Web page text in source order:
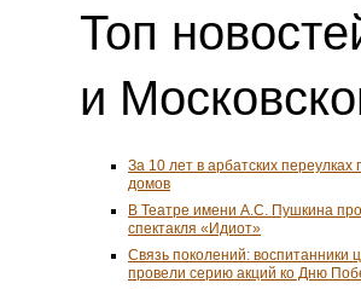
Топ
и
За 10 лет в арбатских переулках
домов
В Театре имени А.С. Пушкина
спектакля «Идиот»
Связь поколений: воспитанники
провели серию акций ко Дню